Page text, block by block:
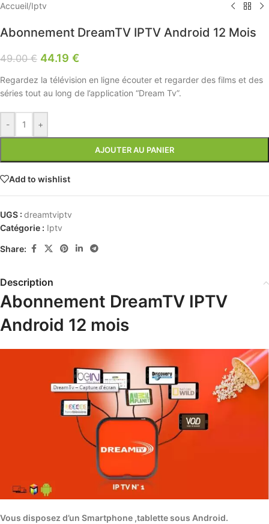
Accueil/Iptv
Abonnement DreamTV IPTV Android 12 Mois
49.00€ 44.19 €
Regardez la télévision en ligne écouter et regarder des films et des
séries tout au long de l’application “Dream Tv”.
- +
AJOUTER AU PANIER
Add to wishlist
UGS : dreamtviptv
Catégorie : Iptv
Share:
Description
Abonnement DreamTV IPTV
Android 12 mois
Vous disposez d’un Smartphone ,tablette sous Android.